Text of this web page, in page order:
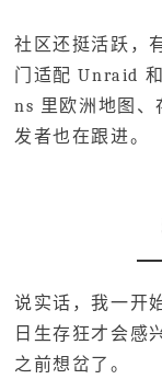
社区还挺活跃，
门适配 Unraid
ns 里欧洲地图、
发者也在跟进。
说实话，我一开
日生存狂才会感
之前想岔了。